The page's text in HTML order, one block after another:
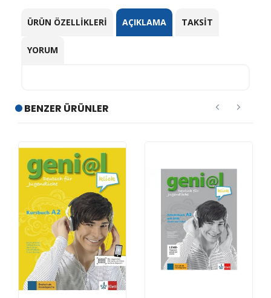
ÜRÜN ÖZELLIKLERI AÇIKLAMA TAKSIT
YORUM
BENZER ÜRÜNLER